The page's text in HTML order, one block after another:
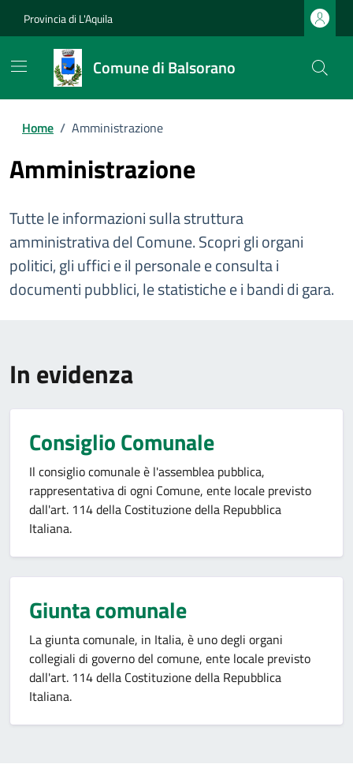
Provincia di L'Aquila
Comune di Balsorano
Home / Amministrazione
Amministrazione
Tutte le informazioni sulla struttura
amministrativa del Comune. Scopri gli organi
politici, gli uffici e il personale e consulta i
documenti pubblici, le statistiche e i bandi di gara.
In evidenza
Consiglio Comunale
Il consiglio comunale è l'assemblea pubblica,
rappresentativa di ogni Comune, ente locale previsto
dall'art. 114 della Costituzione della Repubblica
Italiana.
Giunta comunale
La giunta comunale, in Italia, è uno degli organi
collegiali di governo del comune, ente locale previsto
dall'art. 114 della Costituzione della Repubblica
Italiana.